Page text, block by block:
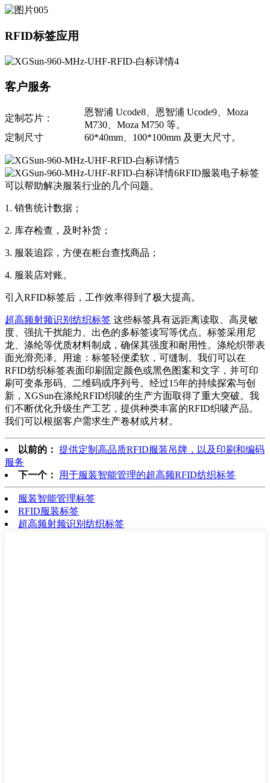
RFID标签应用
客户服务
定制芯片：
恩智浦 Ucode8、恩智浦 Ucode9、Moza
M730、Moza M750 等。
定制尺寸
60*40mm、100*100mm 及更大尺寸。
RFID服装电子标签
可以帮助解决服装行业的几个问题。
1. 销售统计数据；
2. 库存检查，及时补货；
3. 服装追踪，方便在柜台查找商品；
4. 服装店对账。
引入RFID标签后，工作效率得到了极大提高。
超高频射频识别纺织标签 这些标签具有远距离读取、高灵敏
度、强抗干扰能力、出色的多标签读写等优点。标签采用尼
龙、涤纶等优质材料制成，确保其强度和耐用性。涤纶织带表
面光滑亮泽。用途：标签轻便柔软，可缝制。我们可以在
RFID纺织标签表面印刷固定颜色或黑色图案和文字，并可印
刷可变条形码、二维码或序列号。经过15年的持续探索与创
新，XGSun在涤纶RFID织唛的生产方面取得了重大突破。我
们不断优化升级生产工艺，提供种类丰富的RFID织唛产品。
我们可以根据客户需求生产卷材或片材。
以前的： 提供定制高品质RFID服装吊牌，以及印刷和编码
服务
下一个：
用于服装智能管理的超高频RFID纺织标签
服装智能管理标签
RFID服装标签
超高频射频识别纺织标签